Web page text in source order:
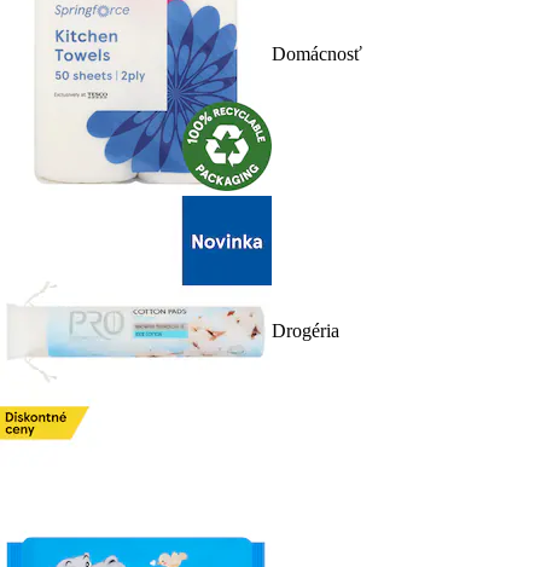
Domácnosť
Drogéria